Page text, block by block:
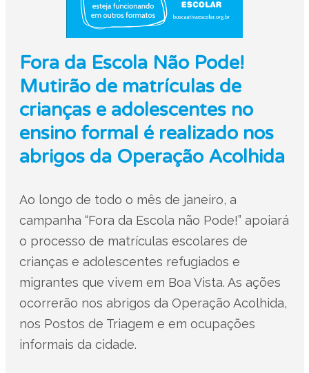
Fora da Escola Não Pode!
Mutirão de matrículas de
crianças e adolescentes no
ensino formal é realizado nos
abrigos da Operação Acolhida
Ao longo de todo o mês de janeiro, a
campanha “Fora da Escola não Pode!” apoiará
o processo de matrículas escolares de
crianças e adolescentes refugiados e
migrantes que vivem em Boa Vista. As ações
ocorrerão nos abrigos da Operação Acolhida,
nos Postos de Triagem e em ocupações
informais da cidade.